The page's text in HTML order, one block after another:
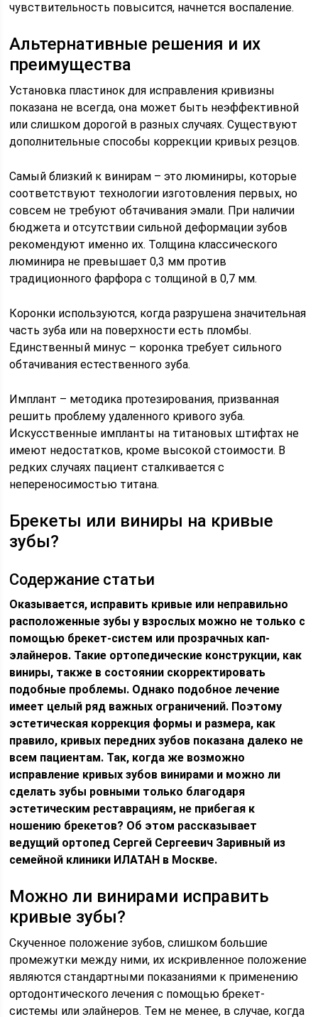
чувствительность повысится, начнется воспаление.
Альтернативные решения и их
преимущества
Установка пластинок для исправления кривизны
показана не всегда, она может быть неэффективной
или слишком дорогой в разных случаях. Существуют
дополнительные способы коррекции кривых резцов.
Самый близкий к винирам – это люминиры, которые
соответствуют технологии изготовления первых, но
совсем не требуют обтачивания эмали. При наличии
бюджета и отсутствии сильной деформации зубов
рекомендуют именно их. Толщина классического
люминира не превышает 0,3 мм против
традиционного фарфора с толщиной в 0,7 мм.
Коронки используются, когда разрушена значительная
часть зуба или на поверхности есть пломбы.
Единственный минус – коронка требует сильного
обтачивания естественного зуба.
Имплант – методика протезирования, призванная
решить проблему удаленного кривого зуба.
Искусственные импланты на титановых штифтах не
имеют недостатков, кроме высокой стоимости. В
редких случаях пациент сталкивается с
непереносимостью титана.
Брекеты или виниры на кривые
зубы?
Содержание статьи
Оказывается, исправить кривые или неправильно
расположенные зубы у взрослых можно не только с
помощью брекет-систем или прозрачных кап-
элайнеров. Такие ортопедические конструкции, как
виниры, также в состоянии скорректировать
подобные проблемы. Однако подобное лечение
имеет целый ряд важных ограничений. Поэтому
эстетическая коррекция формы и размера, как
правило, кривых передних зубов показана далеко не
всем пациентам. Так, когда же возможно
исправление кривых зубов винирами и можно ли
сделать зубы ровными только благодаря
эстетическим реставрациям, не прибегая к
ношению брекетов? Об этом рассказывает
ведущий ортопед Сергей Сергеевич Заривный из
семейной клиники ИЛАТАН в Москве.
Можно ли винирами исправить
кривые зубы?
Скученное положение зубов, слишком большие
промежутки между ними, их искривленное положение
являются стандартными показаниями к применению
ортодонтического лечения с помощью брекет-
системы или элайнеров. Тем не менее, в случае, когда